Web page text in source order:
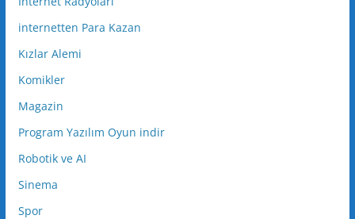
internetten Para Kazan
Kızlar Alemi
Komikler
Magazin
Program Yazılım Oyun indir
Robotik ve AI
Sinema
Spor